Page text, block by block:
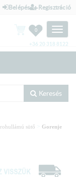
Belépés Regisztráció
Toggle
0
+36 20 318 8122
Keresés
sütő
Gorenje